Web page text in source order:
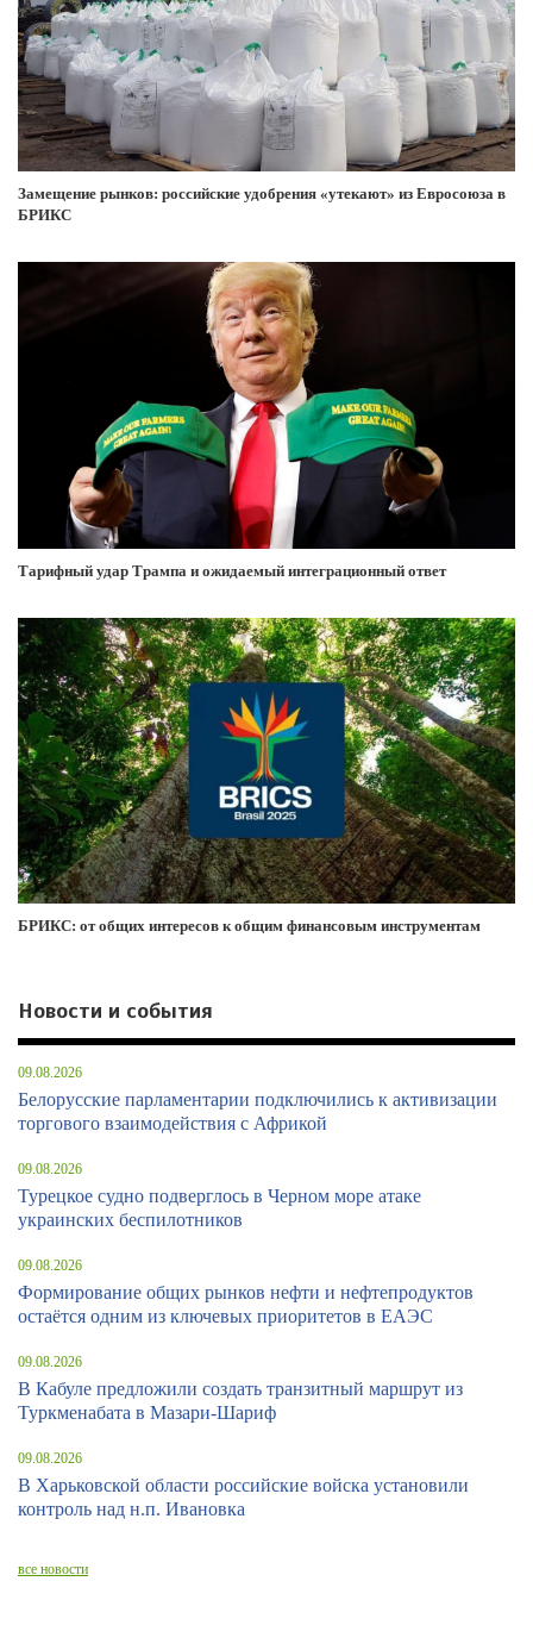
Замещение рынков: российские удобрения «утекают» из Евросоюза в
БРИКС
Тарифный удар Трампа и ожидаемый интеграционный ответ
БРИКС: от общих интересов к общим финансовым инструментам
Новости и события
09.08.2026
Белорусские парламентарии подключились к активизации
торгового взаимодействия с Африкой
09.08.2026
Турецкое судно подверглось в Черном море атаке
украинских беспилотников
09.08.2026
Формирование общих рынков нефти и нефтепродуктов
остаётся одним из ключевых приоритетов в ЕАЭС
09.08.2026
В Кабуле предложили создать транзитный маршрут из
Туркменабата в Мазари-Шариф
09.08.2026
В Харьковской области российские войска установили
контроль над н.п. Ивановка
все новости